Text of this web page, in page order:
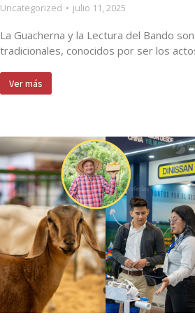
Uncategorized julio 11, 2025
La Guacherna y la Lectura del Bando
tradicionales, conocidos por ser los
Ver más